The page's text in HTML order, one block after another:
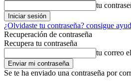
tu
¿Olvidaste tu contraseña? consigue
Recuperación de contraseña
Recupera tu contraseña
tu correo
Se te ha enviado una contraseña por